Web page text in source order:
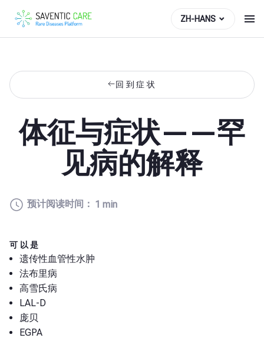
ZH-HANS
回到症状
体征与症状——罕
见病的解释
预计阅读时间： 1 min
可以是
遗传性血管性水肿
法布里病
高雪氏病
LAL-D
庞贝
EGPA